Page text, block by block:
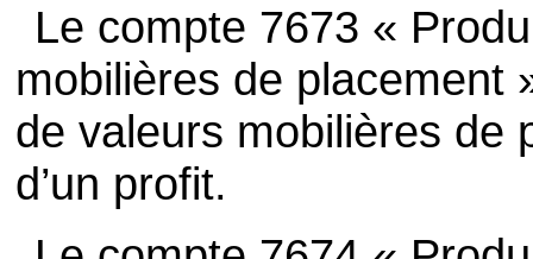
Le compte 7673 «
mobilières de placement
de valeurs mobilières de
d’un profit.